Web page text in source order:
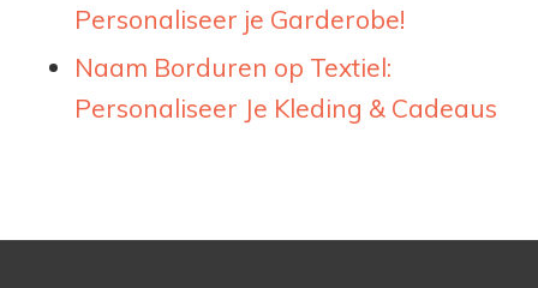
Personaliseer je Garderobe!
Naam Borduren op Textiel:
Personaliseer Je Kleding & Cadeaus